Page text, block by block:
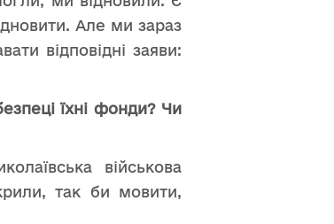
Але ми зараз
відповідні заяви:
їхні фонди? Чи
військова
так би мовити,